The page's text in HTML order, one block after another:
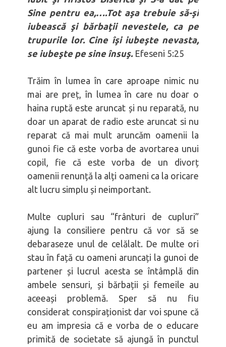
Bărbați integri
Sine pentru ea,….Tot aşa trebuie să-şi
iubească şi bărbaţii nevestele, ca pe
trupurile lor. Cine îşi iubeşte nevasta,
se iubeşte pe sine însuş.Efeseni 5:25
Trăim în lumea în care aproape nimic nu
mai are preț, în lumea în care nu doar o
haina ruptă este aruncat și nu reparată, nu
doar un aparat de radio este aruncat si nu
reparat că mai mult aruncăm oamenii la
gunoi fie că este vorba de avortarea unui
copil, fie că este vorba de un divorț
oamenii renunță la alți oameni ca la oricare
alt lucru simplu și neimportant.
Multe cupluri sau “frânturi de cupluri”
ajung la consiliere pentru că vor să se
debaraseze unul de celălalt. De multe ori
stau în față cu oameni aruncați la gunoi de
partener și lucrul acesta se întâmplă din
ambele sensuri, și bărbații și femeile au
aceeași problemă. Sper să nu fiu
considerat conspiraționist dar voi spune că
eu am impresia că e vorba de o educare
primită de societate să ajungă în punctul